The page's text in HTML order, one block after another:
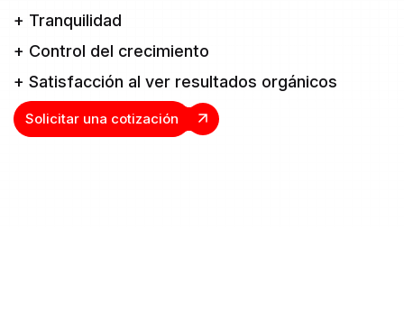
+ Tranquilidad
+ Control del crecimiento
+ Satisfacción al ver resultados orgánicos
Solicitar una cotización